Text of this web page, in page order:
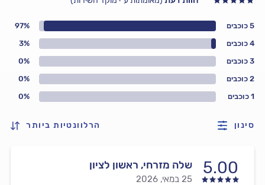
1 כוכבים 0%
2 כוכבים 0%
3 כוכבים 0%
4 כוכבים 3%
5 כוכבים 97%
סינון הרלוונטיות ביותר
5.00 שלה מזרחי, ראשון לציון
25 במאי, 2026